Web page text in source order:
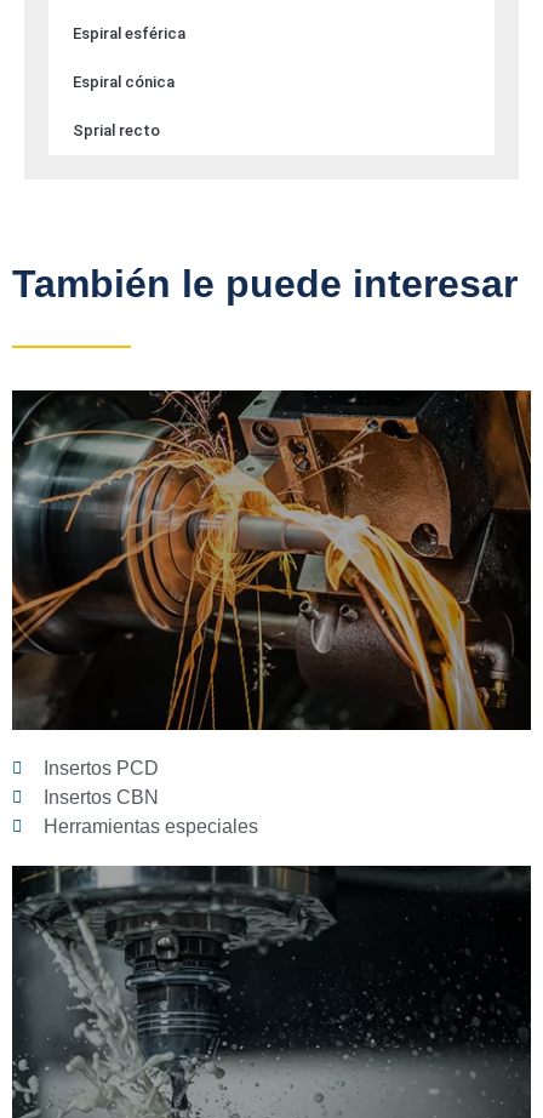
Espiral esférica
Espiral cónica
Sprial recto
También le puede interesar
Insertos PCD
Insertos CBN
Herramientas especiales